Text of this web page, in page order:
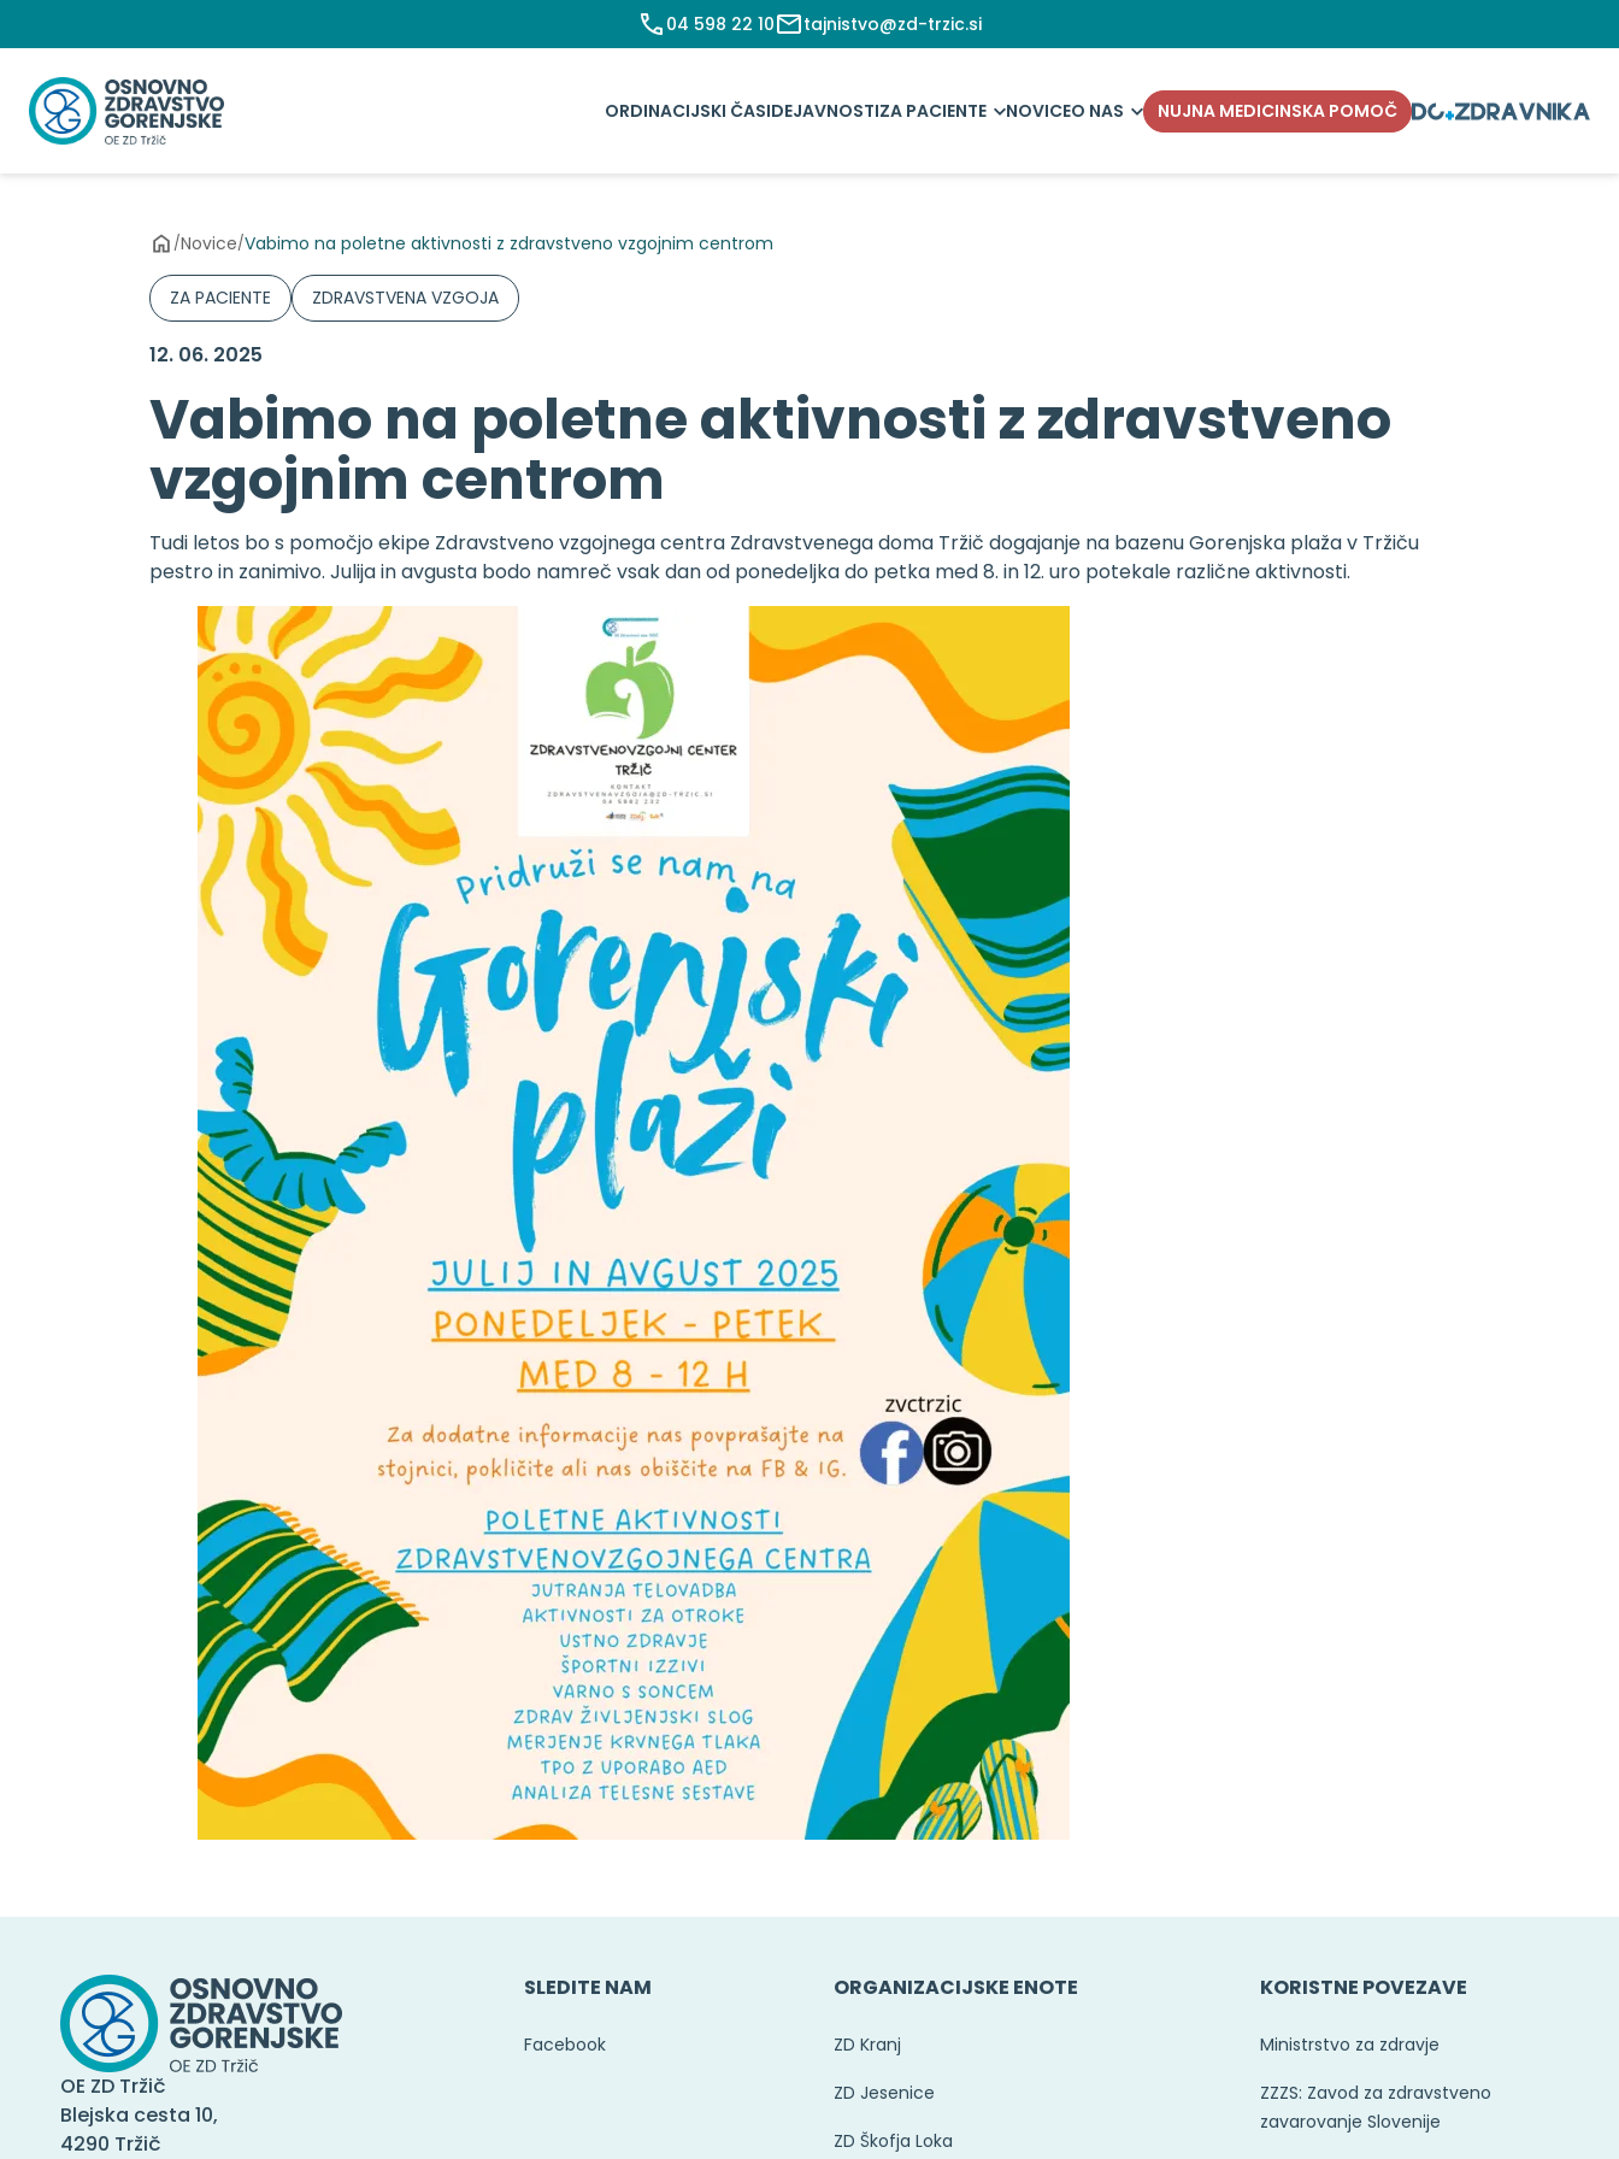
na
vsebino
04 598 22 10 tajnistvo@zd-trzic.si
ORDINACIJSKI ČASIDEJAVNOSTIZA PACIENTE NOVICEO NAS NUJNA MEDICINSKA POMOČ
/Novice/Vabimo na poletne aktivnosti z zdravstveno vzgojnim centrom
ZA PACIENTE ZDRAVSTVENA VZGOJA
12. 06. 2025
Vabimo na poletne aktivnosti z zdravstveno
vzgojnim centrom
Tudi letos bo s pomočjo ekipe Zdravstveno vzgojnega centra Zdravstvenega doma Tržič dogajanje na bazenu Gorenjska plaža v Tržiču
pestro in zanimivo. Julija in avgusta bodo namreč vsak dan od ponedeljka do petka med 8. in 12. uro potekale različne aktivnosti.
OE ZD Tržič
Blejska cesta 10,
4290 Tržič
SLEDITE NAM
Facebook
ORGANIZACIJSKE ENOTE
ZD Kranj
ZD Jesenice
ZD Škofja Loka
KORISTNE POVEZAVE
Ministrstvo za zdravje
ZZZS: Zavod za zdravstveno
zavarovanje Slovenije